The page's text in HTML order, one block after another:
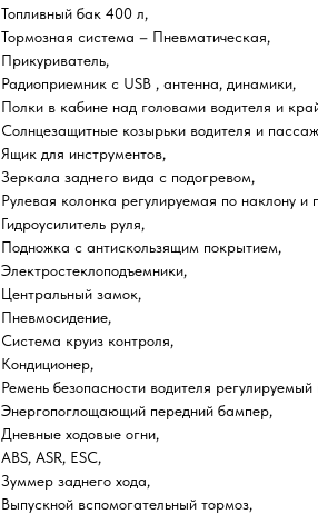
Топливный бак 400 л,
Тормозная система – Пневматическая,
Прикуриватель,
Радиоприемник c USB , антенна, динамики,
Полки в кабине над головами водителя и
Солнцезащитные козырьки водителя и
Ящик для инструментов,
Зеркала заднего вида с подогревом,
Рулевая колонка регулируемая по наклону и
Гидроусилитель руля,
Подножка с антискользящим покрытием,
Электростеклоподъемники,
Центральный замок,
Пневмосидение,
Система круиз контроля,
Кондиционер,
Ремень безопасности водителя регулируемый
Энергопоглощающий передний бампер,
Дневные ходовые огни,
ABS, ASR, ESC,
Зуммер заднего хода,
Выпускной вспомогательный тормоз,